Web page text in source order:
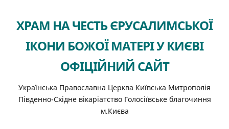
ХРАМ НА ЧЕСТЬ ЄРУСАЛИМСЬКОЇ
ІКОНИ БОЖОЇ МАТЕРІ У КИЄВІ
ОФІЦІЙНИЙ САЙТ
Українська Православна Церква Київська Митрополія
Південно-Східне вікаріатство Голосіївське благочиння
м.Києва